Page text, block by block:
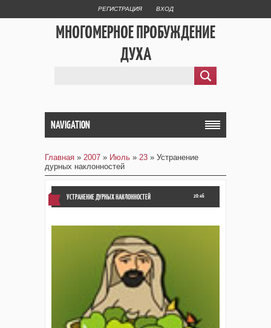
РЕГИСТРАЦИЯ ВХОД
МНОГОМЕРНОЕ ПРОБУЖДЕНИЕ
ДУХА
NAVIGATION
Главная » 2007 » Июль » 23 » Устранение
дурных наклонностей
20:46
УСТРАНЕНИЕ ДУРНЫХ НАКЛОННОСТЕЙ